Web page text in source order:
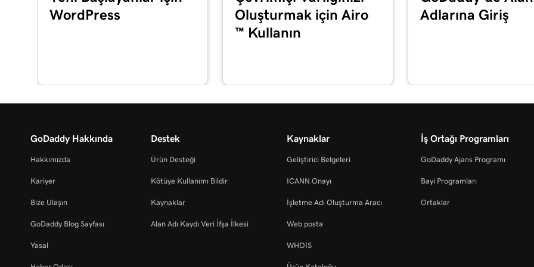
Microsoft 365'te e-posta imzanızı oluşturma
49s
Microsoft Authenticator uygulamamı kurma
Ders 19 (/37)
Ders 20 (/37)
bırakın
WordPress
Oluşturmak için Airo
™ Kullanın
Adlarına Giriş
GoDaddy Hakkında
Hakkımızda
Kariyer
Bize Ulaşın
GoDaddy Blog Sayfası
Yasal
Destek
Ürün Desteği
Kötüye Kullanımı Bildir
Kaynaklar
Alan Adı Kaydı Veri İfşa İlkesi
Kaynaklar
Geliştirici Belgeleri
ICANN Onayı
İşletme Adı Oluşturma Aracı
Web posta
WHOIS
İş Ortağı Programları
GoDaddy Ajans Programı
Bayi Programları
Ortaklar